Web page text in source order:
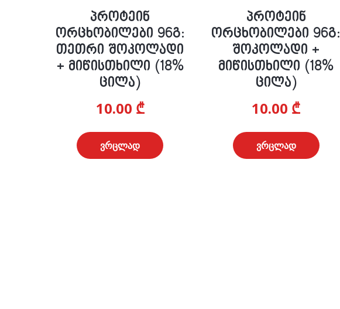
პროტეინ
ორცხობილები 96გ:
თეთრი შოკოლადი
+ მიწისთხილი (18%
ცილა)
10.00 ₾
ვრცლად
პროტეინ
ორცხობილები 96გ:
შოკოლადი +
მიწისთხილი (18%
ცილა)
10.00 ₾
ვრცლად